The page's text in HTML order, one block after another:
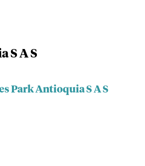
S A S
Park Antioquia S A S